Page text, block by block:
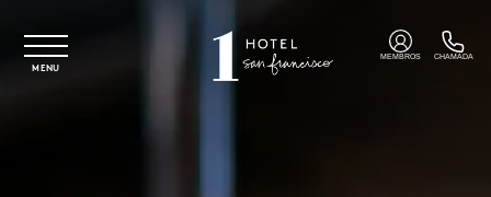
MENU
MEMBROS CHAMADA